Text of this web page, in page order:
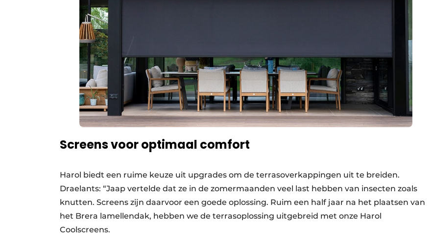
Screens voor optimaal comfort
Harol biedt een ruime keuze uit upgrades om de terrasoverkappingen uit te breiden.
Draelants: “Jaap vertelde dat ze in de zomermaanden veel last hebben van insecten zoals
knutten. Screens zijn daarvoor een goede oplossing. Ruim een half jaar na het plaatsen van
het Brera lamellendak, hebben we de terrasoplossing uitgebreid met onze Harol
Coolscreens.